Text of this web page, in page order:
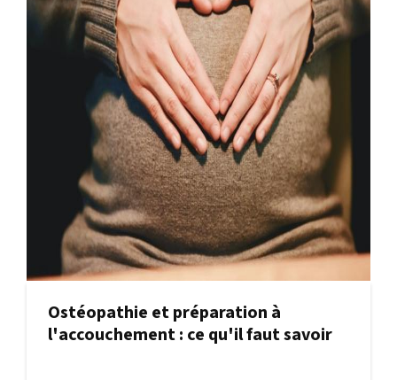
Ostéopathie et préparation à
l'accouchement : ce qu'il faut savoir